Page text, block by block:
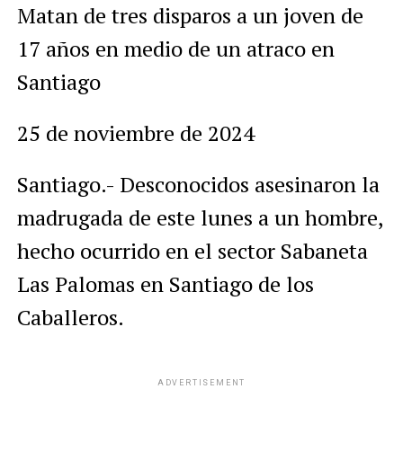
Matan de tres disparos a un joven de
17 años en medio de un atraco en
Santiago
25 de noviembre de 2024
Santiago.- Desconocidos asesinaron la
madrugada de este lunes a un hombre,
hecho ocurrido en el sector Sabaneta
Las Palomas en Santiago de los
Caballeros.
ADVERTISEMENT